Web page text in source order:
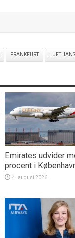
FRANKFURT
Emirates udvider
procent i
4. august 2026